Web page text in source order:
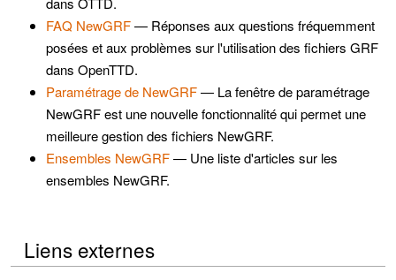
FAQ NewGRF— Réponses aux questions fréquemment
posées et aux problèmes sur l'utilisation des fichiers GRF
dans OpenTTD.
Paramétrage de NewGRF— La fenêtre de paramétrage
NewGRF est une nouvelle fonctionnalité qui permet une
meilleure gestion des fichiers NewGRF.
Ensembles NewGRF— Une liste d'articles sur les
ensembles NewGRF.
Liens externes